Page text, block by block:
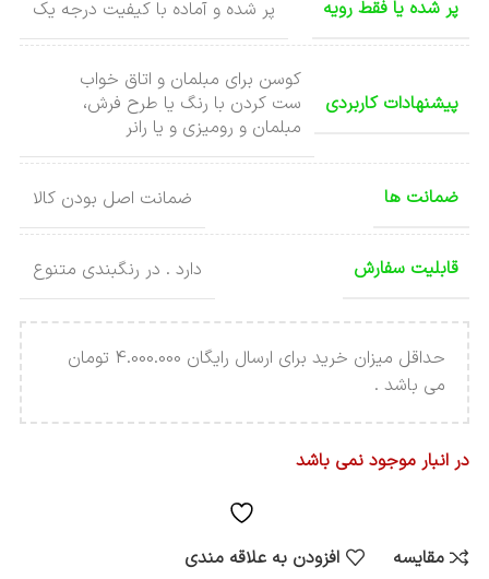
پر شده یا فقط رویه پر شده و آماده با کیفیت درجه یک
پیشنهادات کاربردی
کوسن برای مبلمان و اتاق خواب
ست کردن با رنگ یا طرح فرش،
مبلمان و رومیزی و یا رانر
ضمانت ها ضمانت اصل بودن کالا
قابلیت سفارش دارد . در رنگبندی متنوع
حداقل میزان خرید برای ارسال رایگان 4.000.000 تومان
می باشد .
در انبار موجود نمی باشد
مقایسه افزودن به علاقه مندی